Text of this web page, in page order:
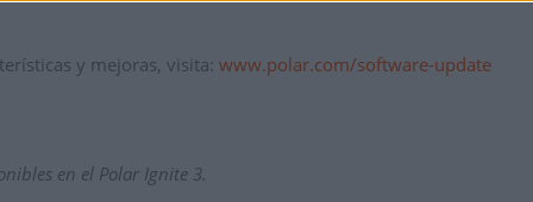
y mejoras, visita: www.polar.com/software-update
en el Polar Ignite 3.